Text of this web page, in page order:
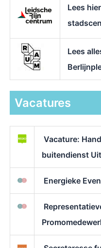
Lees
Lees
Vacatures
Vacature:
buitendienst
Energieke